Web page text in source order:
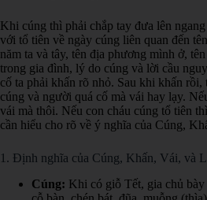
Khi cúng thì phải chắp tay đưa lên
với tổ tiên về ngày cúng liên quan đến
năm ta và tây, tên địa phương mình ở,
trong gia đình, lý do cúng và lời cầu
cố ta phải khấn rõ nhỏ. Sau khi khấn
cúng và người quá cố mà vái hay lạy.
vái mà thôi. Nếu con cháu cúng tổ tiên
cần hiểu cho rõ về ý nghĩa của Cúng,
1. Định nghĩa của Cúng, Khấn, Vái, và
Cúng: Khi có giỗ Tết, gia chủ